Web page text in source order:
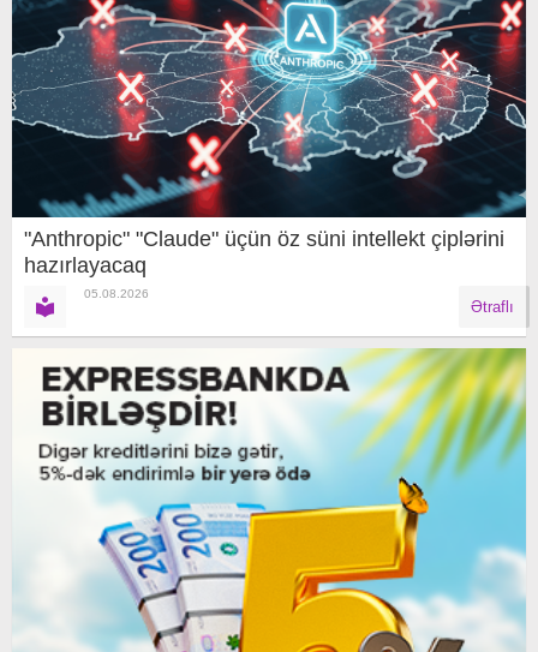
"Anthropic" "Claude" üçün öz süni intellekt çiplərini
hazırlayacaq
05.08.2026
Ətraflı